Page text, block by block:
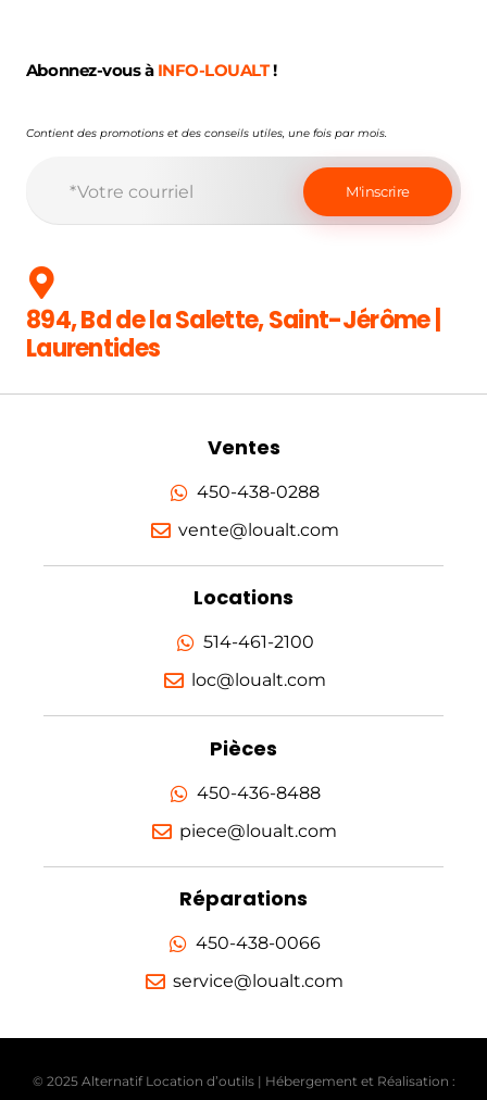
Abonnez-vous à INFO-LOUALT!
Contient des promotions et des conseils utiles, une fois par mois.
894, Bd de la Salette, Saint-Jérôme |
Laurentides
Ventes
450-438-0288
vente@loualt.com
Locations
514-461-2100
loc@loualt.com
Pièces
450-436-8488
piece@loualt.com
Réparations
450-438-0066
service@loualt.com
© 2025 Alternatif Location d’outils | Hébergement et Réalisation :